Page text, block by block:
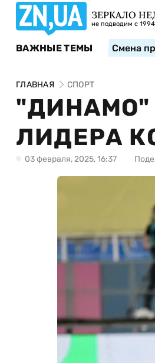
ЗЕРКАЛО
не подводим с
ВАЖНЫЕ ТЕМЫ Смена
ГЛАВНАЯ СПОРТ
"ДИНАМО"
ЛИДЕРА
03 февраля, 2025, 16:37